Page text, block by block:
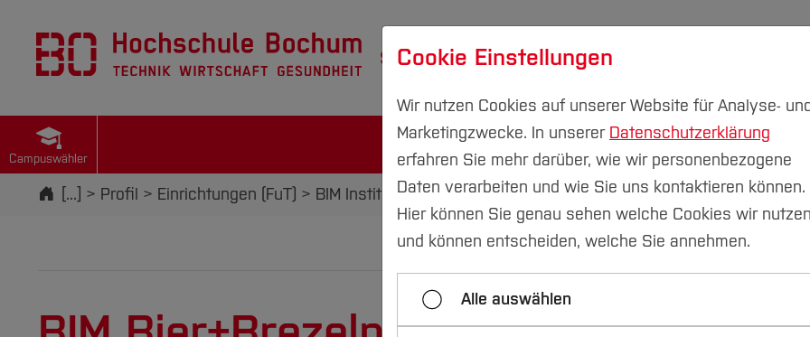
Studium Forschung & Transfer
Campuswähler
Startseite
[...] Profil Einrichtungen (FuT) BIM Institut Home
Cookie Einstellungen
Wir nutzen Cookies auf unserer Website für Analyse- und
Marketingzwecke. In unserer Datenschutzerklärung
erfahren Sie mehr darüber, wie wir personenbezogene
Daten verarbeiten und wie Sie uns kontaktieren können.
Hier können Sie genau sehen welche Cookies wir nutzen
und können entscheiden, welche Sie annehmen.
Alle auswählen